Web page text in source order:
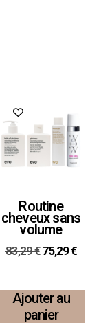
Routine
cheveux sans
volume
83,29€ 75,29€
Ajouter au
panier